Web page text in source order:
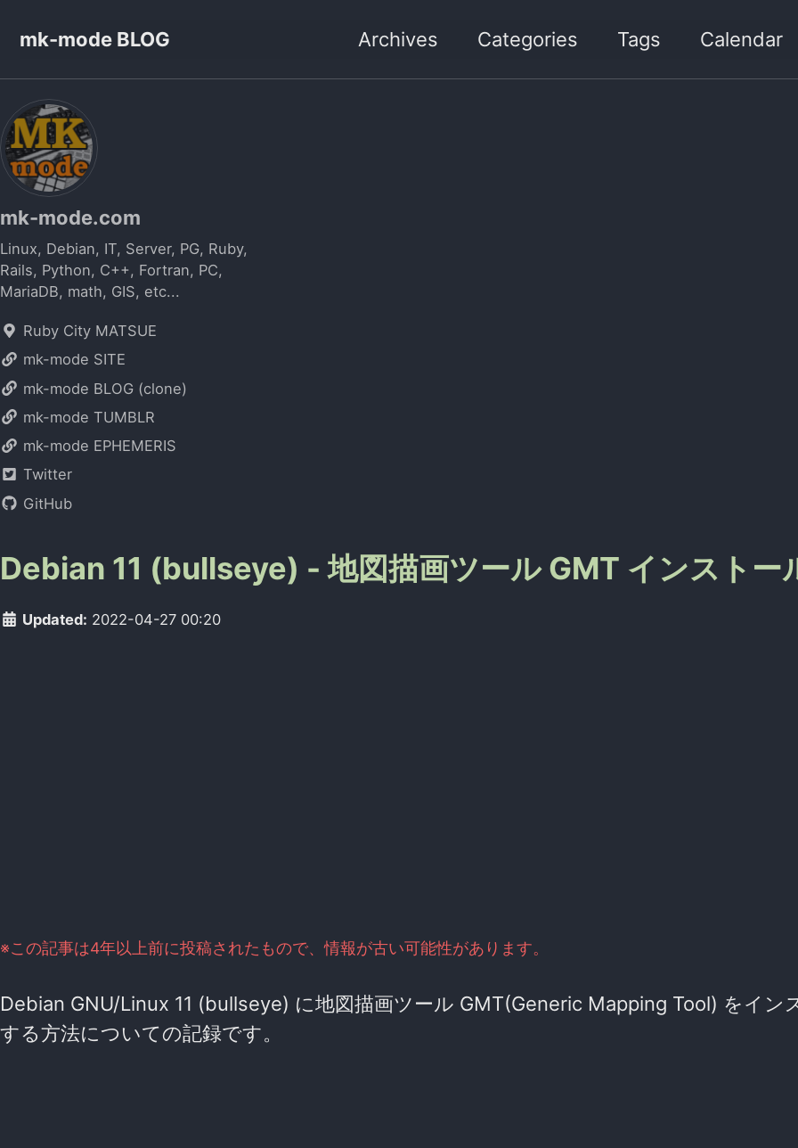
mk-mode BLOG Archives Categories Tags Calendar
mk-mode.com
Linux, Debian, IT, Server, PG, Ruby,
Rails, Python, C++, Fortran, PC,
MariaDB, math, GIS, etc...
Ruby City MATSUE
mk-mode SITE
mk-mode BLOG (clone)
mk-mode TUMBLR
mk-mode EPHEMERIS
Twitter
GitHub
Debian 11 (bullseye) - 地図描画ツール GMT インストー
Updated: 2022-04-27 00:20
※この記事は4年以上前に投稿されたもので、情報が古い可能性があります。
Debian GNU/Linux 11 (bullseye) に地図描画ツール GMT(Generic Mapping Tool) をイン
する方法についての記録です。